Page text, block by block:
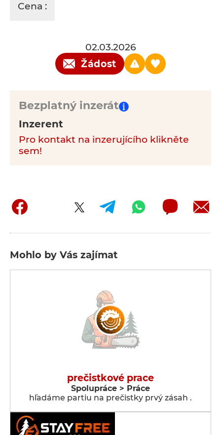
Cena :
02.03.2026
Žádost
Bezplatný inzerát
Inzerent
Pro kontakt na inzerujícího klikněte
sem!
Mohlo by Vás zajímat
prečistkové prace
Spolupráce > Práce
hľadáme partiu na prečistky prvý zásah .